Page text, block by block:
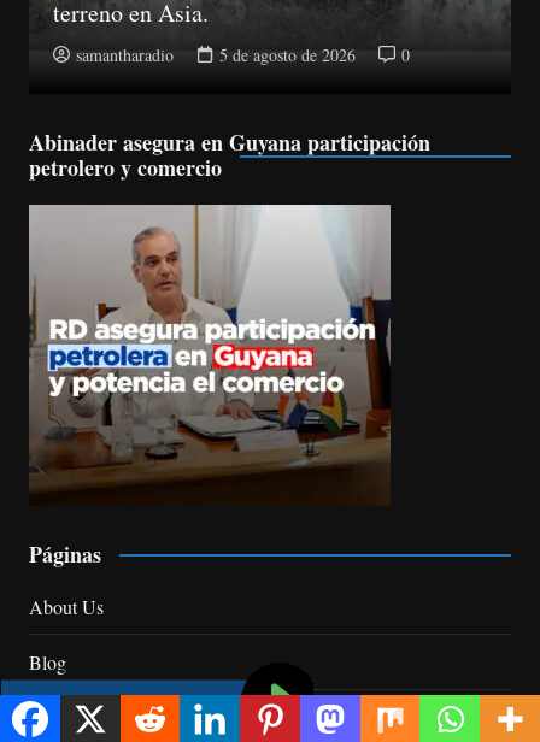
carga ucraniana Antonov.
samantharadio 5 de agosto de 2026 0
Abinader asegura en Guyana participación
petrolero y comercio
Páginas
About Us
Blog
Contact Us